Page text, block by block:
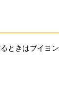
ときはブイヨン